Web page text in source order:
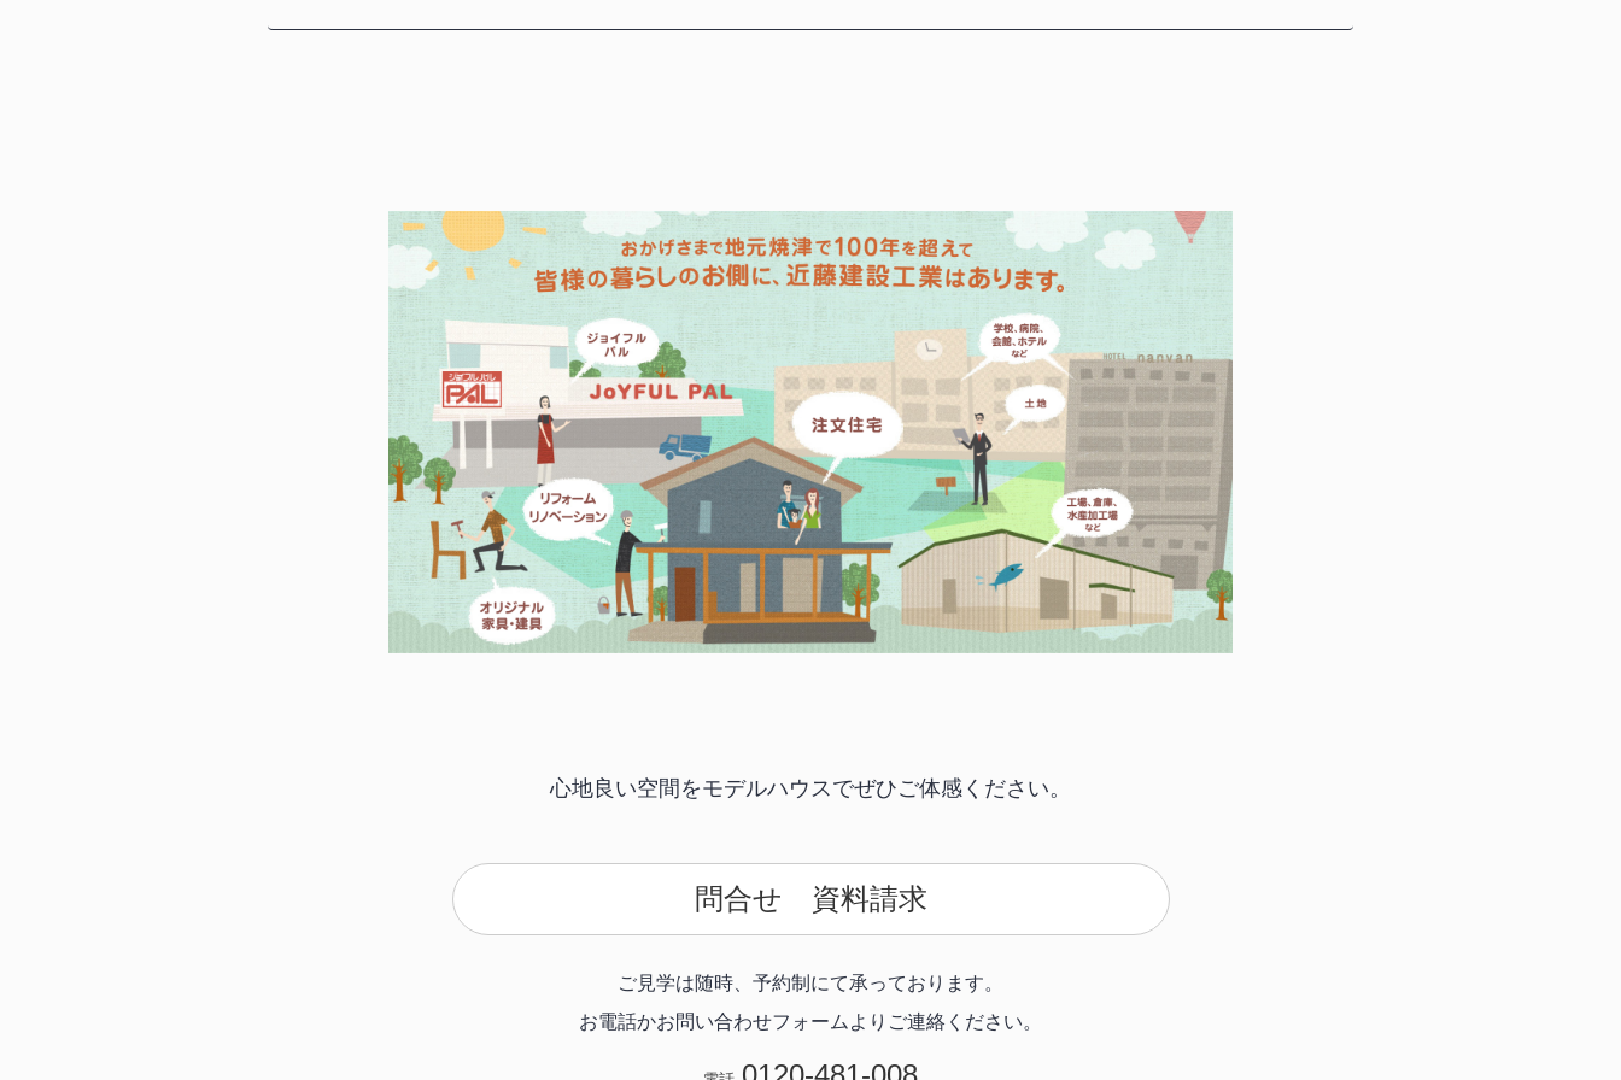
心地良い空間をモデルハウスでぜひご体感ください。
問合せ 資料請求
ご見学は随時、予約制にて承っております。
お電話かお問い合わせフォームよりご連絡ください。